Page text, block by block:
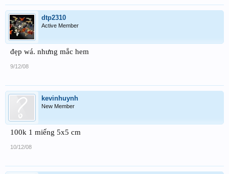
dtp2310
Active Member
đẹp wá. nhưng mắc hem
9/12/08
kevinhuynh
New Member
100k 1 miếng 5x5 cm
10/12/08